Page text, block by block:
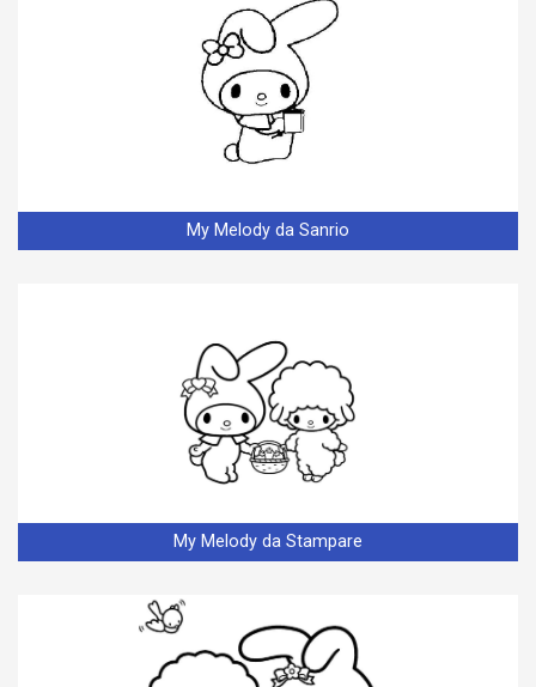
My Melody da Sanrio
My Melody da Stampare